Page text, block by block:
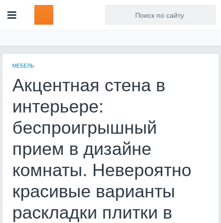
МЕБЕЛЬ
Акцентная стена в
интерьере:
беспроигрышный
прием в дизайне
комнаты. Невероятно
красивые варианты
раскладки плитки в
Для любых предложений по
сайту: artist71@cp9.ru